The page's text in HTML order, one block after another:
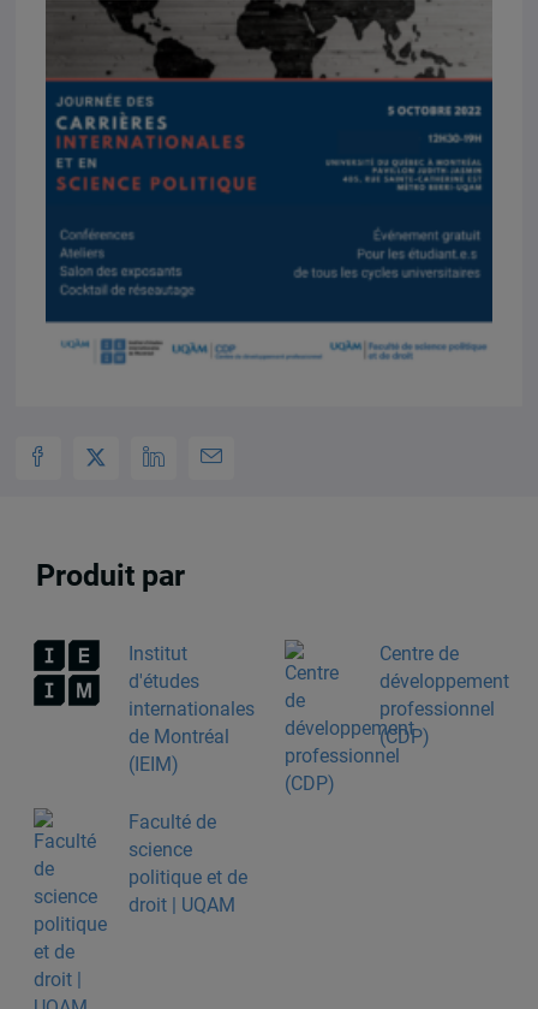
Produit par
Institut
d'études
internationales
de Montréal
(IEIM)
Centre de
développement
professionnel
(CDP)
Faculté de
science
politique et de
droit | UQAM